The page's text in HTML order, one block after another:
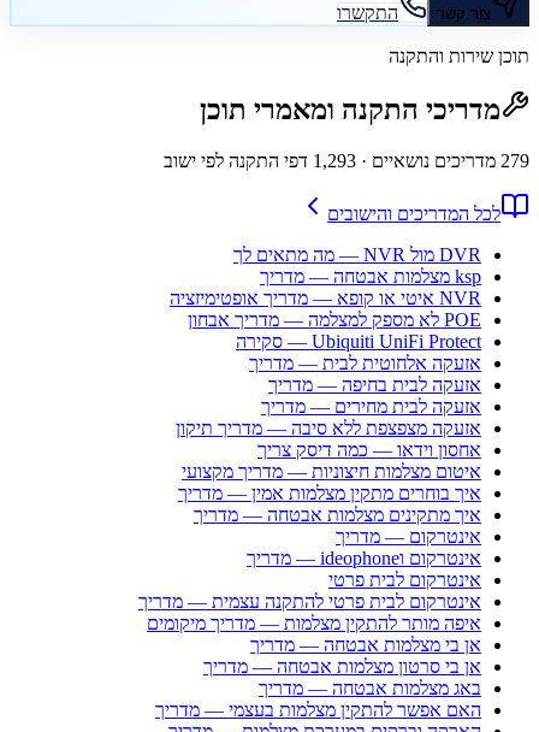
צור קשר התקשרו
תוכן שירות והתקנה
מדריכי התקנה ומאמרי תוכן
279 מדריכים נושאיים · 1,293 דפי התקנה לפי ישוב
לכל המדריכים והישובים
DVR מול NVR — מה מתאים לך
ksp מצלמות אבטחה — מדריך
NVR איטי או קופא — מדריך אופטימיזציה
POE לא מספק למצלמה — מדריך אבחון
Ubiquiti UniFi Protect — סקירה
אזעקה אלחוטית לבית — מדריך
אזעקה לבית בחיפה — מדריך
אזעקה לבית מחירים — מדריך
אזעקה מצפצפת ללא סיבה — מדריך תיקון
אחסון וידאו — כמה דיסק צריך
איטום מצלמות חיצוניות — מדריך מקצועי
איך בוחרים מתקין מצלמות אמין — מדריך
איך מתקינים מצלמות אבטחה — מדריך
אינטרקום — מדריך
אינטרקום וideophone — מדריך
אינטרקום לבית פרטי
אינטרקום לבית פרטי להתקנה עצמית — מדריך
איפה מותר להתקין מצלמות — מדריך מיקומים
אן בי מצלמות אבטחה — מדריך
אן בי סרטון מצלמות אבטחה — מדריך
באג מצלמות אבטחה — מדריך
האם אפשר להתקין מצלמות בעצמי — מדריך